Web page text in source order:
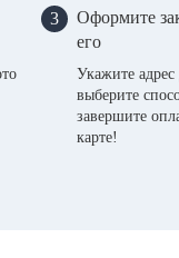
3
Оформите
его
Укажите адрес
выберите
завершите
карте!